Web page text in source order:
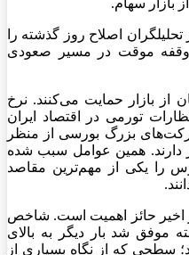
اصلاح روز گذشته را
وقفه موقت در مسیر صعودی
از بازار حمایت می‌کنند. نرخ
تورمی در اقتصاد ایران
بزرگ بورسی از منظر
همین عوامل سبب شده
را یکی از مهم‌ترین مقاصد
اخیر حائز اهمیت است. شاخص
شد بار دیگر به بالای
واحد برسد؛ سطحی که از نگاه بسیاری از